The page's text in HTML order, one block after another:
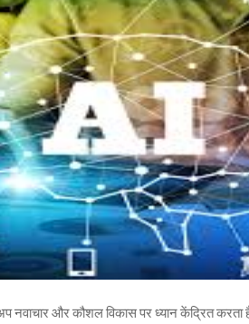
नवाचार और कौशल विकास पर ध्यान केंद्रित करता